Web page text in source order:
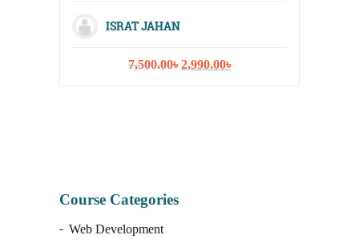
ISRAT JAHAN
7,500.00৳ Original
2,990.00৳Current
Course Categories
Web Development